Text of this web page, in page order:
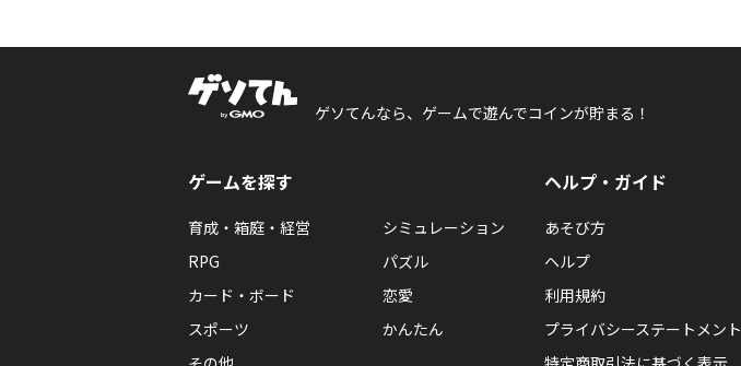
ゲソてんなら、ゲームで遊んでコインが貯まる！
ゲームを探す
育成・箱庭・経営
シミュレーション
RPG
パズル
カード・ボード
恋愛
スポーツ
かんたん
ヘルプ・ガイド
あそび方
ヘルプ
利用規約
プライバシーステートメント